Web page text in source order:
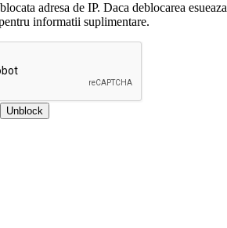
adresa de IP. Daca deblocarea
informatii suplimentare.